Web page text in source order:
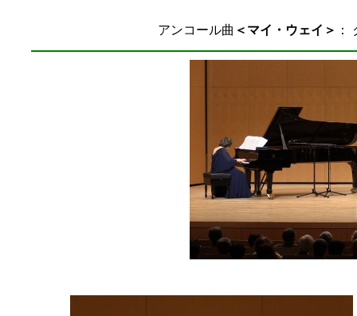
アンコール曲 ＜マイ・ウェイ＞ ：